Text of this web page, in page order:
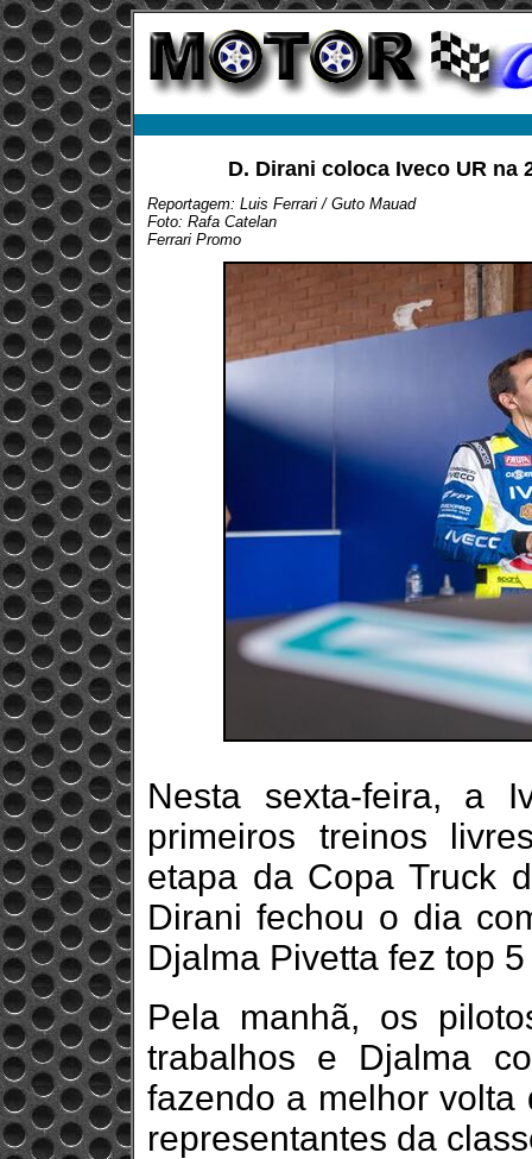
D. Dirani coloca Iveco UR na
Reportagem: Luis Ferrari / Guto Mauad
Foto: Rafa Catelan
Ferrari Promo
Nesta sexta-feira, a
primeiros treinos
etapa da Copa Truck
Dirani fechou o dia
Djalma Pivetta fez top
Pela manhã, os
trabalhos e Djalma
fazendo a melhor volta
representantes da